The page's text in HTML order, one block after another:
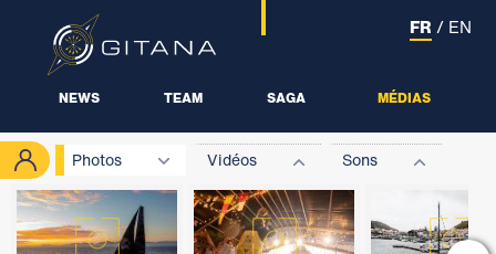
NEWS TEAM SAGA MÉDIAS
FR / EN
Photos Vidéos Sons